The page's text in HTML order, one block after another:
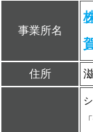
事業所名
住所